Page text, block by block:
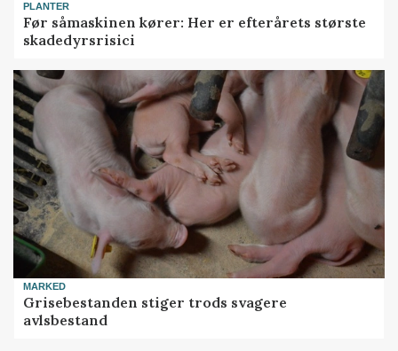
PLANTER
Før såmaskinen kører: Her er efterårets største
skadedyrsrisici
MARKED
Grisebestanden stiger trods svagere
avlsbestand